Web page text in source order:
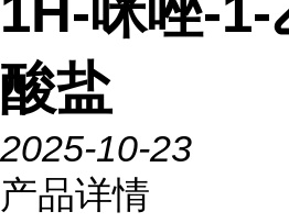
1H-咪唑-1-
酸盐
2025-10-23
产品详情